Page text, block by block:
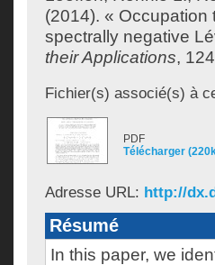
(2014). « Occupation
spectrally negative
their Applications,
Fichier(s) associé(s) à
PDF
Télécharger
Adresse URL: http://
Résumé
In this paper, we